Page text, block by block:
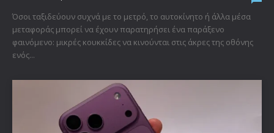
Όσοι ταξιδεύουν συχνά με το μετρό, το αυτοκίνητο ή άλλα μέσα
μεταφοράς μπορεί να έχουν παρατηρήσει ένα παράξενο
φαινόμενο: μικρές κουκκίδες να κινούνται στις άκρες της οθόνης
ενός...